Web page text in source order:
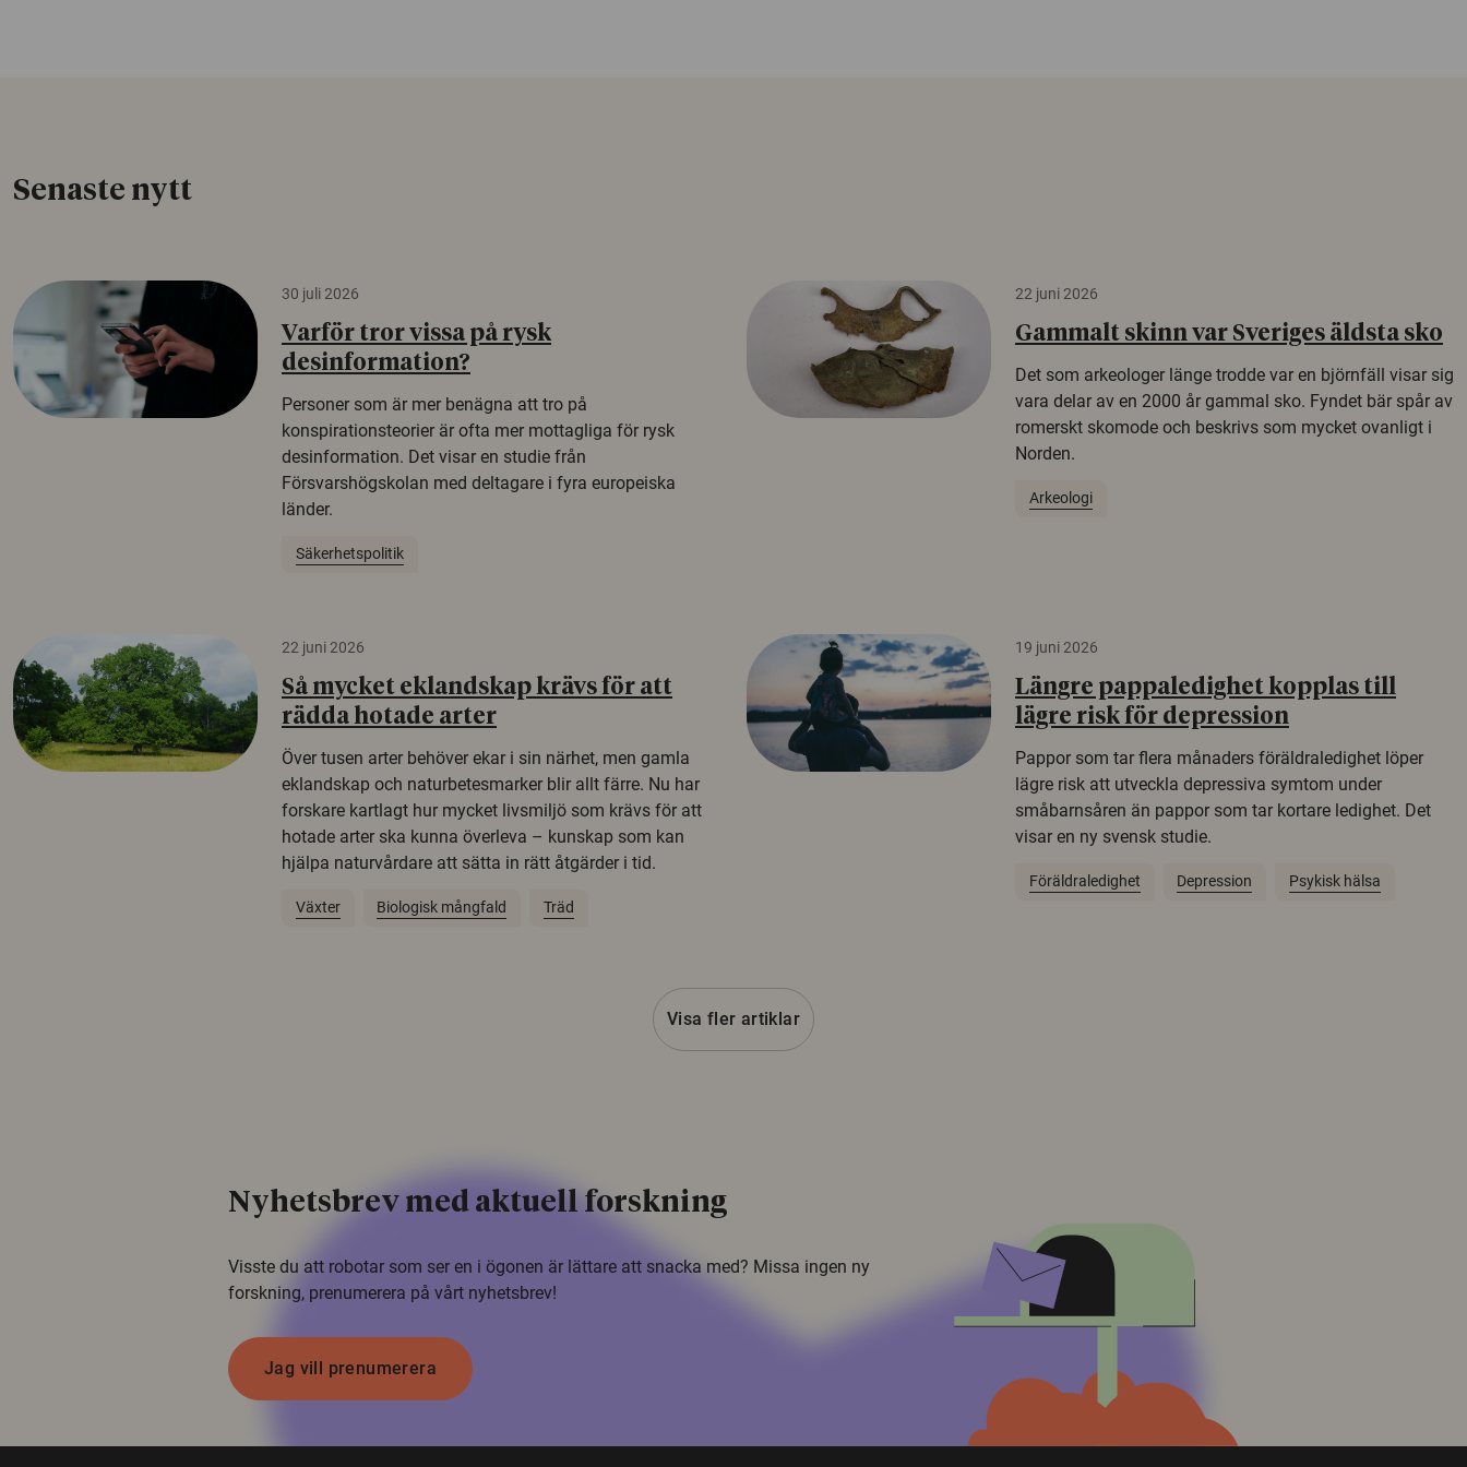
Senaste nytt
30 juli 2026
Varför tror vissa på rysk
desinformation?
Personer som är mer benägna att tro på
konspirationsteorier är ofta mer mottagliga för rysk
desinformation. Det visar en studie från
Försvarshögskolan med deltagare i fyra europeiska
länder.
Säkerhetspolitik
22 juni 2026
Gammalt skinn var Sveriges äldsta sko
Det som arkeologer länge trodde var en björnfäll visar sig
vara delar av en 2000 år gammal sko. Fyndet bär spår av
romerskt skomode och beskrivs som mycket ovanligt i
Norden.
Arkeologi
22 juni 2026
Så mycket eklandskap krävs för att
rädda hotade arter
Över tusen arter behöver ekar i sin närhet, men gamla
eklandskap och naturbetesmarker blir allt färre. Nu har
forskare kartlagt hur mycket livsmiljö som krävs för att
hotade arter ska kunna överleva – kunskap som kan
hjälpa naturvårdare att sätta in rätt åtgärder i tid.
Växter Biologisk mångfald Träd
19 juni 2026
Längre pappaledighet kopplas till
lägre risk för depression
Pappor som tar flera månaders föräldraledighet löper
lägre risk att utveckla depressiva symtom under
småbarnsåren än pappor som tar kortare ledighet. Det
visar en ny svensk studie.
Föräldraledighet Depression Psykisk hälsa
Visa fler artiklar
Nyhetsbrev med aktuell forskning
Visste du att robotar som ser en i ögonen är lättare att snacka med? Missa ingen ny
forskning, prenumerera på vårt nyhetsbrev!
Jag vill prenumerera